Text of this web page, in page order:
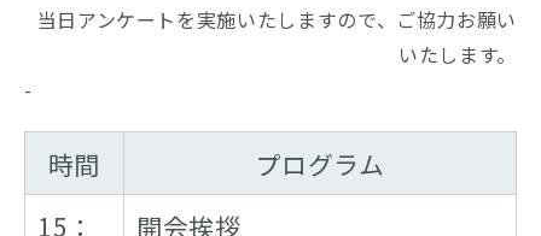
当日アンケートを実施いたしますので、ご協力お願い
いたします。
-
時間
プログラム
15：
開会挨拶